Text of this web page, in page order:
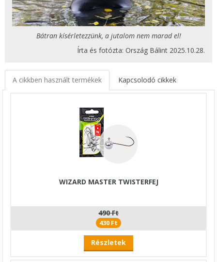
Bátran kísérletezzünk, a jutalom nem marad el!
Írta és fotózta: Ország Bálint 2025.10.28.
A cikkben használt termékek Kapcsolodó cikkek
WIZARD MASTER TWISTERFEJ
490 Ft
430 Ft
Részletek